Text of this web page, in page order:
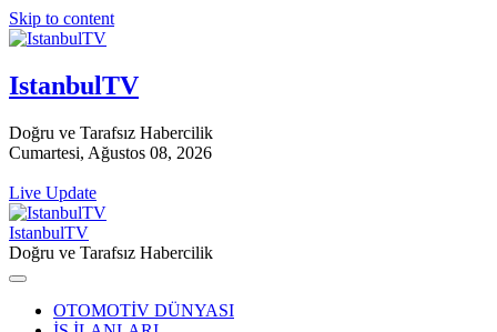
Skip to content
IstanbulTV
Doğru ve Tarafsız Habercilik
Cumartesi, Ağustos 08, 2026
Live Update
IstanbulTV
Doğru ve Tarafsız Habercilik
OTOMOTİV DÜNYASI